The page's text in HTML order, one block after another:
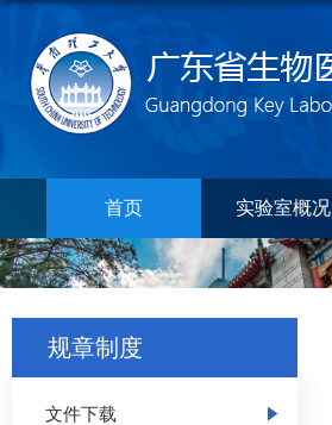
首页 实验室概况
规章制度
文件下载